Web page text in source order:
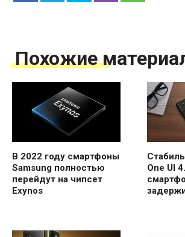
Похожие
В 2022 году смартфоны
Samsung полностью
перейдут на чипсет
Exynos
One UI